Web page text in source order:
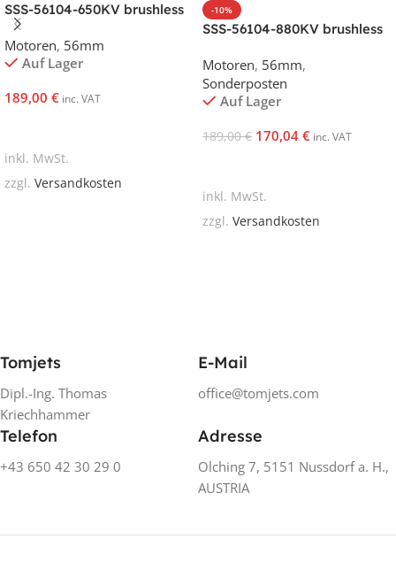
SSS-56104-650KV brushless
motor
Motoren, 56mm
Auf Lager
189,00 € inc. VAT
inkl. MwSt.
zzgl. Versandkosten
-10%
SSS-56104-880KV brushless
Motoren, 56mm,
Sonderposten
Auf Lager
189,00€ 170,04 € inc. VAT
inkl. MwSt.
zzgl. Versandkosten
Tomjets
Dipl.-Ing. Thomas
Kriechhammer
E-Mail
office@tomjets.com
Telefon
+43 650 42 30 29 0
Adresse
Olching 7, 5151 Nussdorf a. H.,
AUSTRIA